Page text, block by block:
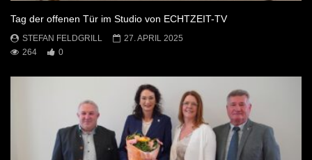
Tag der offenen Tür im Studio von ECHTZEIT-TV
STEFAN FELDGRILL
27. APRIL 2025
264
0